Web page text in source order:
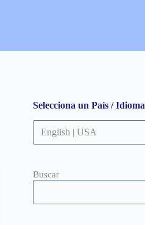
Selecciona un País / Idioma
Buscar